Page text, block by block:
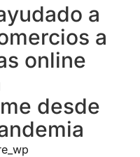
a
a
online
desde